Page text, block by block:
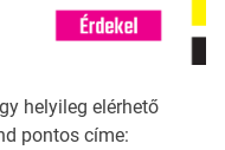
helyileg elérhető
pontos címe: